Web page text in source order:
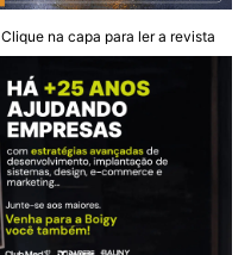
Clique na capa para ler a revista